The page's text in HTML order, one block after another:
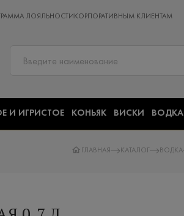
ЛОЯЛЬНОСТИ КОРПОРАТИВНЫМ КЛИЕНТАМ
И ИГРИСТОЕ КОНЬЯК ВИСКИ ВОДКА
ГЛАВНАЯ КАТАЛОГ ВОДКА